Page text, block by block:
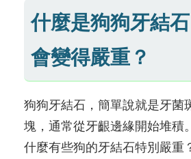
什麼是狗狗牙結
會變得嚴重？
狗狗牙結石，簡單說就是牙菌
塊，通常從牙齦邊緣開始堆積
什麼有些狗的牙結石特別嚴重